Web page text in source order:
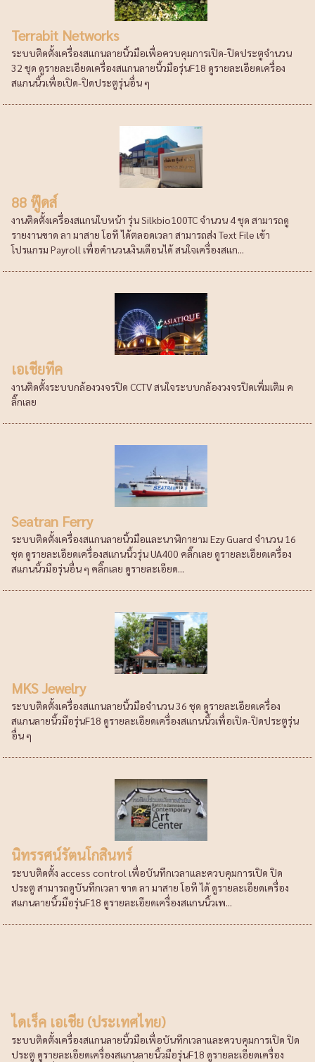
Terrabit Networks
ระบบติดตั้งเครื่องสแกนลายนิ้วมือเพื่อควบคุมการเปิด-ปิดประตูจำนวน
32 ชุด ดูรายละเอียดเครื่องสแกนลายนิ้วมือรุ่นF18 ดูรายละเอียดเครื่อง
สแกนนิ้วเพื่อเปิด-ปิดประตูรุ่นอื่น ๆ
88 ฟู๊ดส์
งานติดตั้งเครื่องสแกนใบหน้า รุ่น Silkbio100TC จำนวน 4 ชุด สามารถดู
รายงานขาด ลา มาสาย โอที ได้ตลอดเวลา สามารถส่ง Text File เข้า
โปรแกรม Payroll เพื่อคำนวนเงินเดือนได้ สนใจเครื่องสแก...
เอเชียทีค
งานติดตั้งระบบกล้องวงจรปิด CCTV สนใจระบบกล้องวงจรปิดเพิ่มเติม ค
ลิ๊กเลย
Seatran Ferry
ระบบติดตั้งเครื่องสแกนลายนิ้วมือและนาฬิกายาม Ezy Guard จำนวน 16
ชุด ดูรายละเอียดเครื่องสแกนนิ้วรุ่น UA400 คลิ๊กเลย ดูรายละเอียดเครื่อง
สแกนนิ้วมือรุ่นอื่น ๆ คลิ๊กเลย ดูรายละเอียด...
MKS Jewelry
ระบบติดตั้งเครื่องสแกนลายนิ้วมือจำนวน 36 ชุด ดูรายละเอียดเครื่อง
สแกนลายนิ้วมือรุ่นF18 ดูรายละเอียดเครื่องสแกนนิ้วเพื่อเปิด-ปิดประตูรุ่น
อื่น ๆ
นิทรรศน์รัตนโกสินทร์
ระบบติดตั้ง access control เพื่อบันทึกเวลาและควบคุมการเปิด ปิด
ประตู สามารถดูบันทึกเวลา ขาด ลา มาสาย โอที ได้ ดูรายละเอียดเครื่อง
สแกนลายนิ้วมือรุ่นF18 ดูรายละเอียดเครื่องสแกนนิ้วเพ...
ไดเร็ค เอเชีย (ประเทศไทย)
ระบบติดตั้งเครื่องสแกนลายนิ้วมือเพื่อบันทึกเวลาและควบคุมการเปิด ปิด
ประตู ดูรายละเอียดเครื่องสแกนลายนิ้วมือรุ่นF18 ดูรายละเอียดเครื่อง